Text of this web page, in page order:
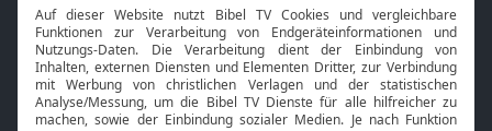
Neuigkeiten
Smart TV
HbbTV
Bibelthek Online-Bibel
Nächster Gottesdienst